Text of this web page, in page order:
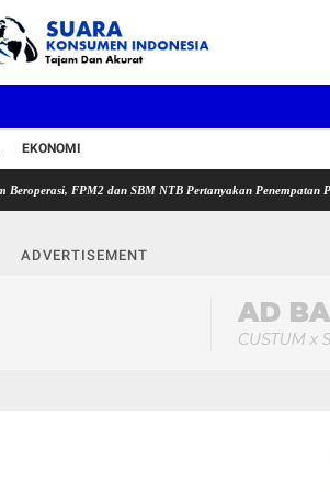
EKONOMI
FPM2 dan SBM NTB Pertanyakan Penempatan Plt Kepala
ADVERTISEMENT